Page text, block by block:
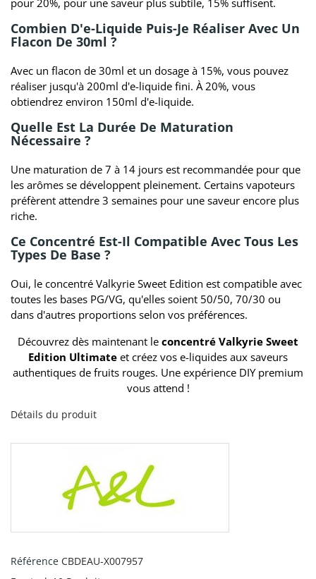
Combien D'e-Liquide Puis-Je Réaliser Avec Un
Flacon De 30ml ?
Avec un flacon de 30ml et un dosage à 15%, vous pouvez
réaliser jusqu'à 200ml d'e-liquide fini. À 20%, vous
obtiendrez environ 150ml d'e-liquide.
Quelle Est La Durée De Maturation
Nécessaire ?
Une maturation de 7 à 14 jours est recommandée pour que
les arômes se développent pleinement. Certains vapoteurs
préfèrent attendre 3 semaines pour une saveur encore plus
riche.
Ce Concentré Est-Il Compatible Avec Tous Les
Types De Base ?
Oui, le concentré Valkyrie Sweet Edition est compatible avec
toutes les bases PG/VG, qu'elles soient 50/50, 70/30 ou
dans d'autres proportions selon vos préférences.
Découvrez dès maintenant le concentré Valkyrie Sweet
Edition Ultimate et créez vos e-liquides aux saveurs
authentiques de fruits rouges. Une expérience DIY premium
vous attend !
Détails du produit
Référence CBDEAU-X007957